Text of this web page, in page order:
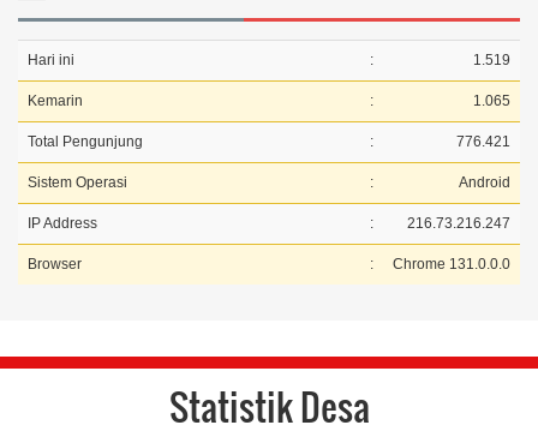
kenapa setelah ditemukan kembali kartu kks saya
,tpi...selengkapnya
Hari ini : 1.519
Kemarin : 1.065
Total Pengunjung : 776.421
Sistem Operasi : Android
IP Address : 216.73.216.247
Browser : Chrome 131.0.0.0
Statistik Desa